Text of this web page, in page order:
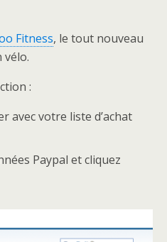
Fitness, le tout nouveau
vélo.
:
avec votre liste d’achat
Paypal et cliquez